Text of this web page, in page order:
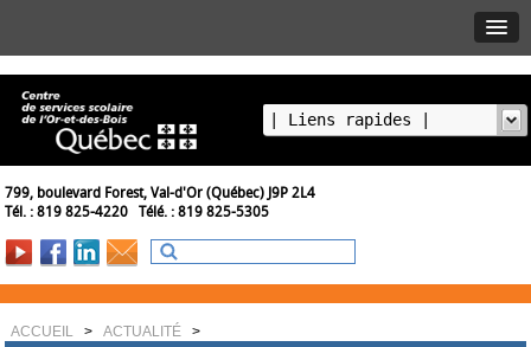
799, boulevard Forest, Val-d'Or (Québec) J9P 2L4
Tél. : 819 825-4220 Télé. : 819 825-5305
ACCUEIL > ACTUALITÉ>